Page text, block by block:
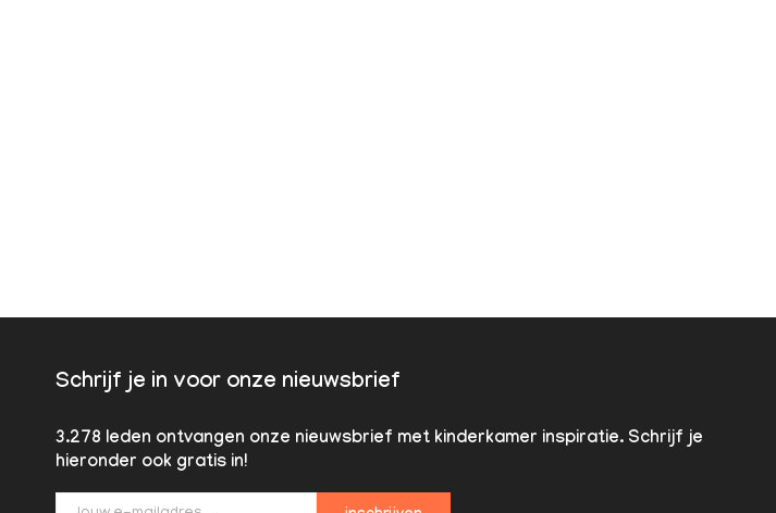
Schrijf je in voor onze nieuwsbrief
3.278 leden ontvangen onze nieuwsbrief met kinderkamer inspiratie. Schrijf je
hieronder ook gratis in!